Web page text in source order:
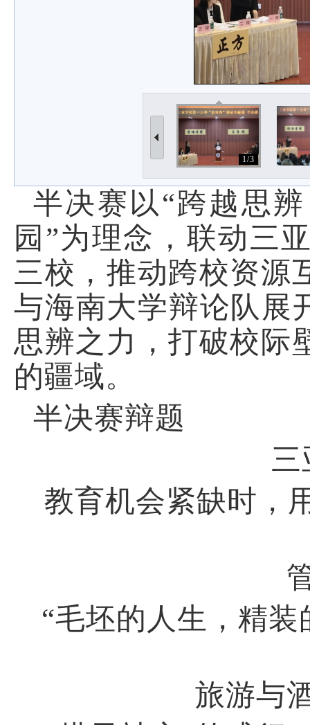
1/3
半决赛以“跨越思
园”为理念，联动三
三校，推动跨校资源
与海南大学辩论队展
思辨之力，打破校际
的疆域。
半决赛辩题
三
教育机会紧缺时，
“毛坯的人生，精
旅游与